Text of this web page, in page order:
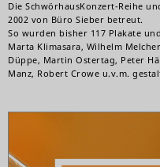
Die SchwörhausKonzert-Reihe
2002 von Büro Sieber betreut.
So wurden bisher 117 Plakate
Marta Klimasara, Wilhelm
Düppe, Martin Ostertag, Peter
Manz, Robert Crowe u.v.m.